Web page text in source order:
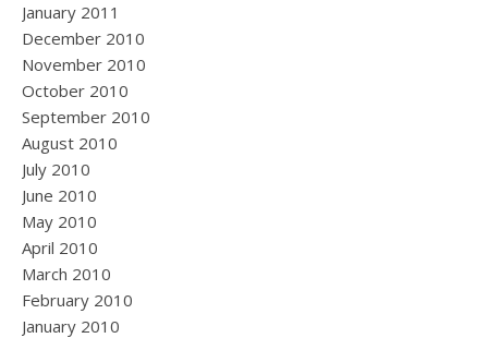
January 2011
December 2010
November 2010
October 2010
September 2010
August 2010
July 2010
June 2010
May 2010
April 2010
March 2010
February 2010
January 2010